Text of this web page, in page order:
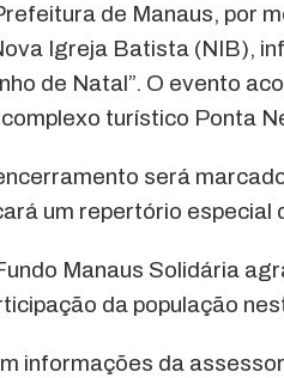
de Manaus, por
Igreja Batista (NIB),
de Natal”. O evento
turístico Ponta
será
um repertório especial
Manaus Solidária
da população
informações da